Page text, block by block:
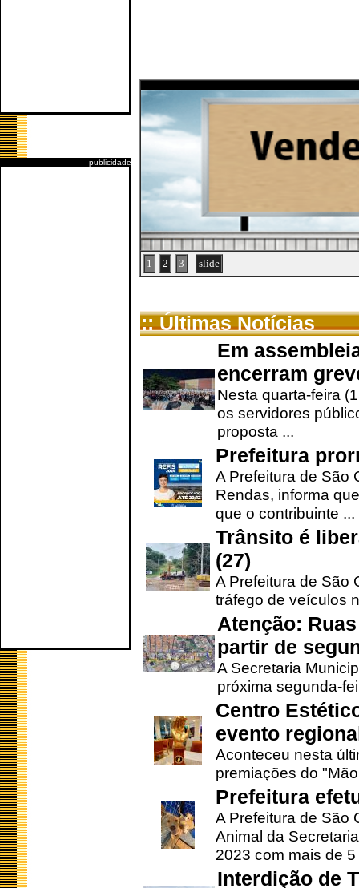
publicidade
1 2 3 slide
:: Últimas Notícias
Em
encerram
Nesta quarta-feira
os servidores
proposta ...
Prefeitura
A Prefeitura de São
Rendas, informa
que o contribuinte ...
Trânsito é
(27)
A Prefeitura de São
tráfego de veículos
Atenção:
partir de
A Secretaria
próxima segunda-
Centro
evento
Aconteceu nesta
premiações do
Prefeitura
A Prefeitura de São
Animal da
2023 com mais de 5
Interdição de